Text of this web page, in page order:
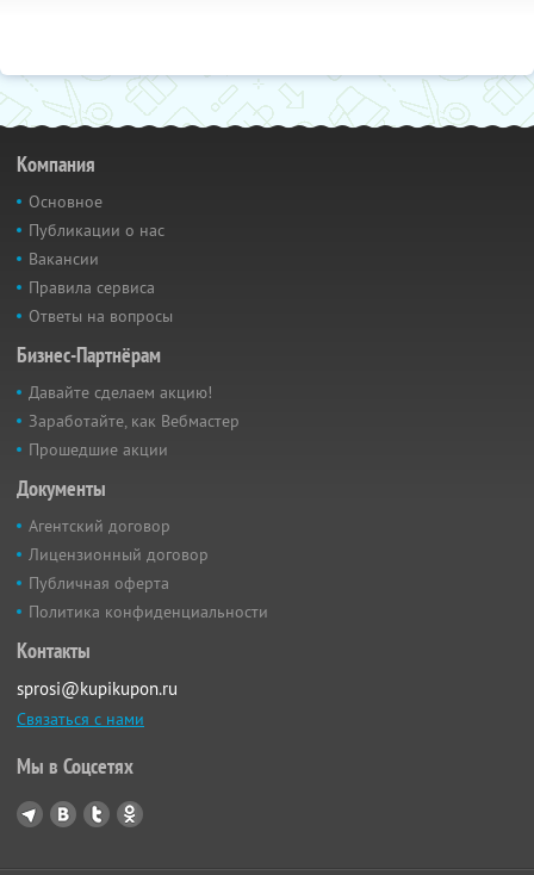
Компания
Основное
Публикации о нас
Вакансии
Правила сервиса
Ответы на вопросы
Бизнес-Партнёрам
Давайте сделаем акцию!
Заработайте, как Вебмастер
Прошедшие акции
Документы
Агентский договор
Лицензионный договор
Публичная оферта
Политика конфиденциальности
Контакты
sprosi@kupikupon.ru
Связаться с нами
Мы в Соцсетях